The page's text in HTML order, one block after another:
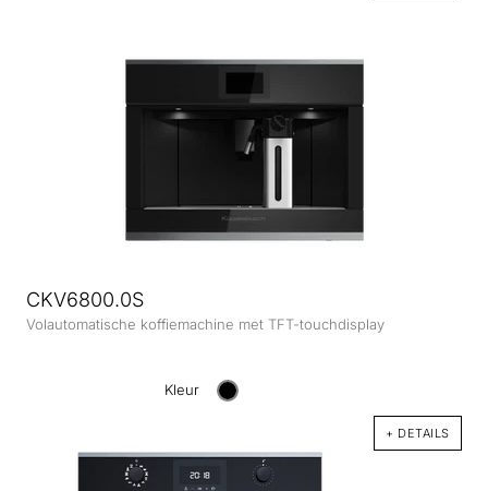
CKV6800.0S
Volautomatische koffiemachine met TFT-touchdisplay
Kleur
+ DETAILS